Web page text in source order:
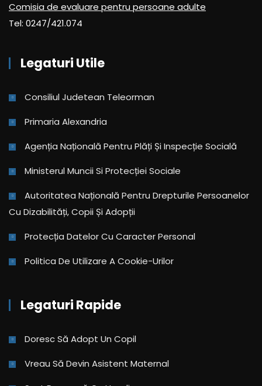
Comisia de evaluare pentru persoane adulte
Tel: 0247/421.074
Legaturi Utile
Consiliul Judetean Teleorman
Primaria Alexandria
Agenția Națională Pentru Plăți Și Inspecție Socială
Ministerul Muncii Si Protecției Sociale
Autoritatea Națională Pentru Drepturile Persoanelor
Cu Dizabilități, Copii Și Adopții
Protecția Datelor Cu Caracter Personal
Politica De Utilizare A Cookie-Urilor
Legaturi Rapide
Doresc Să Adopt Un Copil
Vreau Să Devin Asistent Maternal